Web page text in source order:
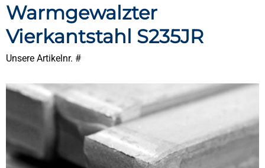
Warmgewalzter
Vierkantstahl S235JR
Unsere Artikelnr. #